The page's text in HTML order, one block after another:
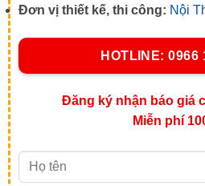
Đơn vị thiết kế, thi công: Nội
HOTLINE: 0966
Đăng ký nhận báo giá
Miễn phí